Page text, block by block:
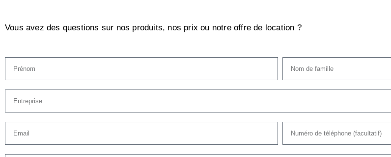
Vous avez des questions sur nos produits, nos prix ou notre offre de location ?